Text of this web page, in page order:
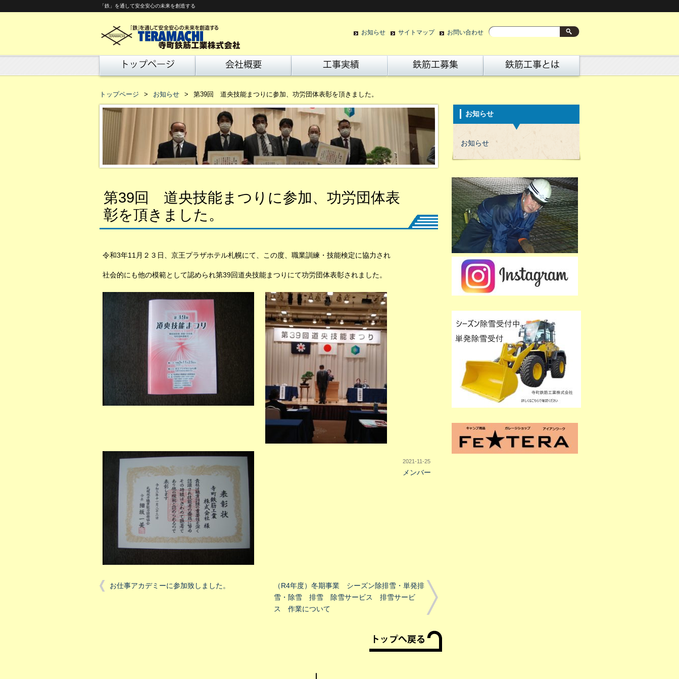
「鉄」を通して安全安心の未来を創造する
お知らせ サイトマップ お問い合わせ
トップページ お知らせ 第39回 道央技能まつりに参加、功労団体表彰を頂きました。
第39回 道央技能まつりに参加、功労団体表
彰を頂きました。
令和3年11月２３日、京王プラザホテル札幌にて、この度、職業訓練・技能検定に協力され
社会的にも他の模範として認められ第39回道央技能まつりにて功労団体表彰されました。
2021-11-25
メンバー
お仕事アカデミーに参加致しました。
（R4年度）冬期事業 シーズン除排雪・単発排
雪・除雪 排雪 除雪サービス 排雪サービ
ス 作業について
お知らせ
お知らせ